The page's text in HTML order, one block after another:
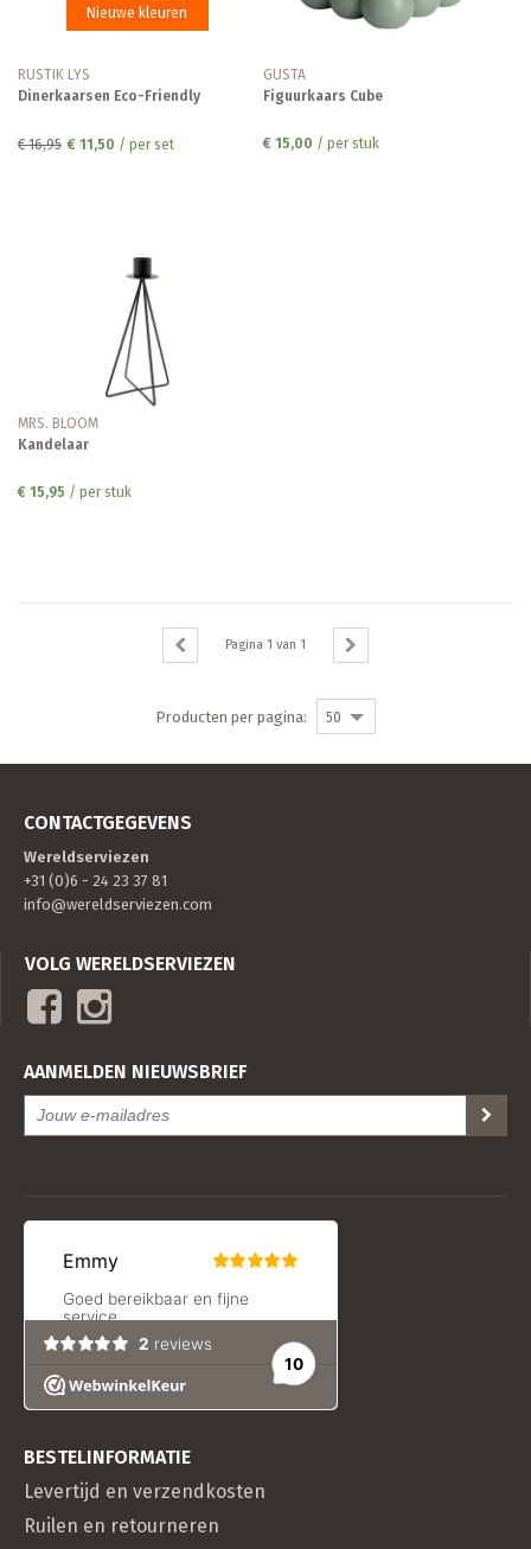
Nieuwe kleuren
RUSTIK LYS
Dinerkaarsen Eco-Friendly
€ 16,95 € 11,50 / per set
GUSTA
Figuurkaars Cube
€ 15,00 / per stuk
MRS. BLOOM
Kandelaar
€ 15,95 / per stuk
Producten per pagina: 50
Pagina 1 van 1
CONTACTGEGEVENS
Wereldserviezen
+31 (0)6 - 24 23 37 81
info@wereldserviezen.com
VOLG WERELDSERVIEZEN
AANMELDEN NIEUWSBRIEF
BESTELINFORMATIE
Levertijd en verzendkosten
Ruilen en retourneren